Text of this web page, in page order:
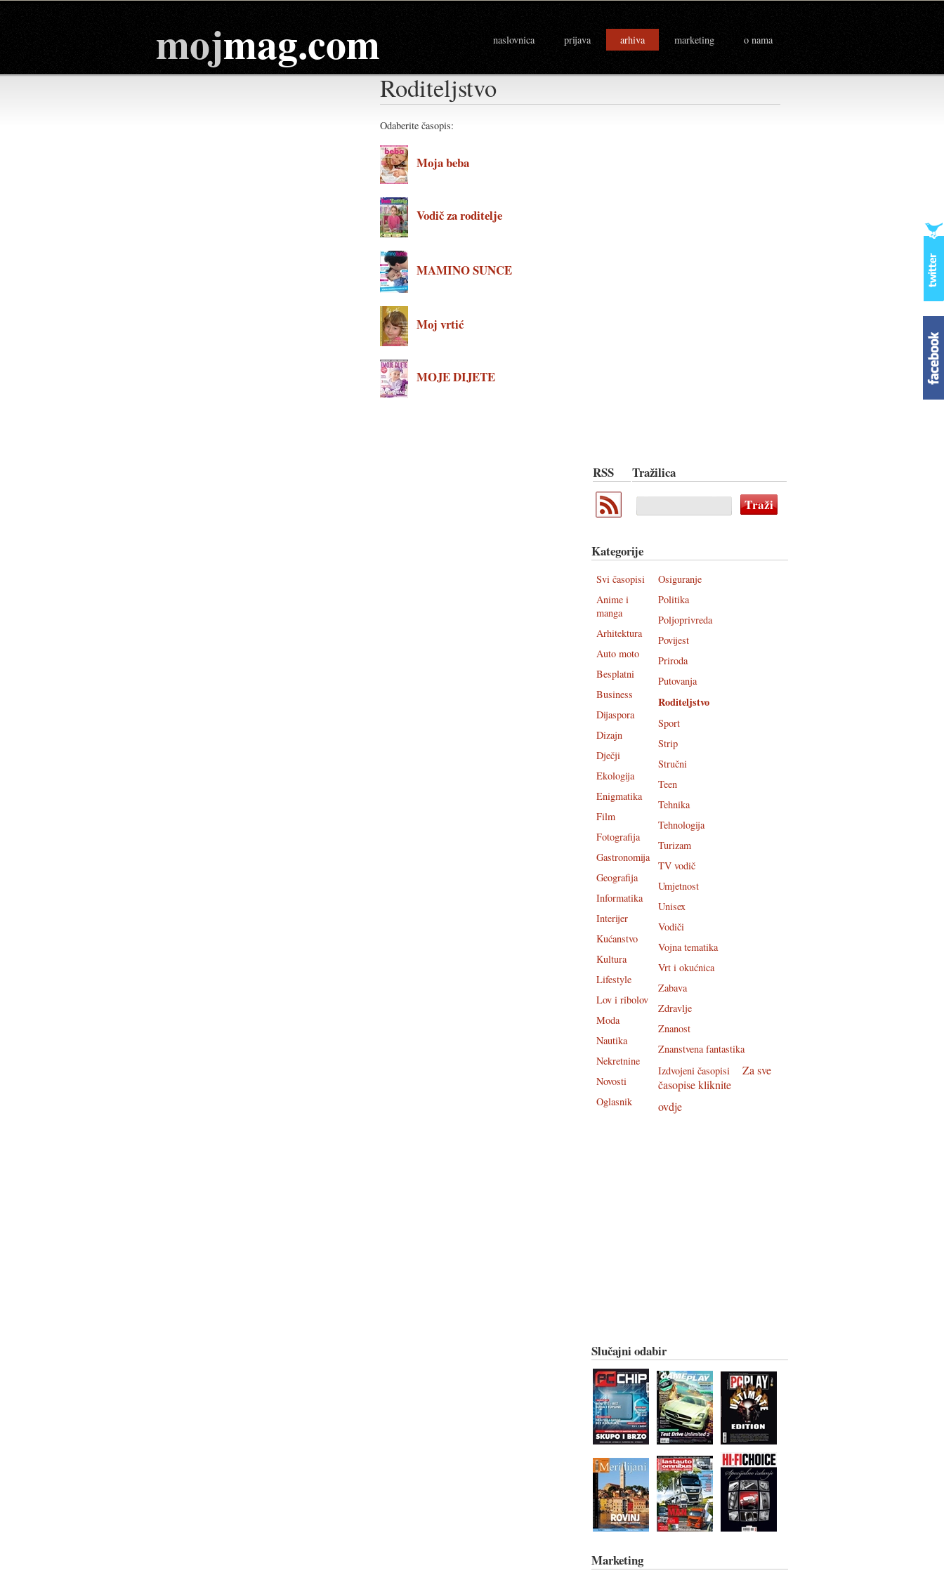
mojmag.com naslovnica prijava arhiva marketing o nama
Roditeljstvo
Odaberite časopis:
Moja beba
Vodič za roditelje
MAMINO SUNCE
Moj vrtić
MOJE DIJETE
RSS Tražilica
Kategorije
Svi časopisi
Anime i
manga
Arhitektura
Auto moto
Besplatni
Business
Dijaspora
Dizajn
Dječji
Ekologija
Enigmatika
Film
Fotografija
Gastronomija
Geografija
Informatika
Interijer
Kućanstvo
Kultura
Lifestyle
Lov i ribolov
Moda
Nautika
Nekretnine
Novosti
Oglasnik
Osiguranje
Politika
Poljoprivreda
Povijest
Priroda
Putovanja
Roditeljstvo
Sport
Strip
Stručni
Teen
Tehnika
Tehnologija
Turizam
TV vodič
Umjetnost
Unisex
Vodiči
Vojna tematika
Vrt i okućnica
Zabava
Zdravlje
Znanost
Znanstvena fantastika
Izdvojeni časopisi
Za sve
časopise kliknite
ovdje
Slučajni odabir
Marketing